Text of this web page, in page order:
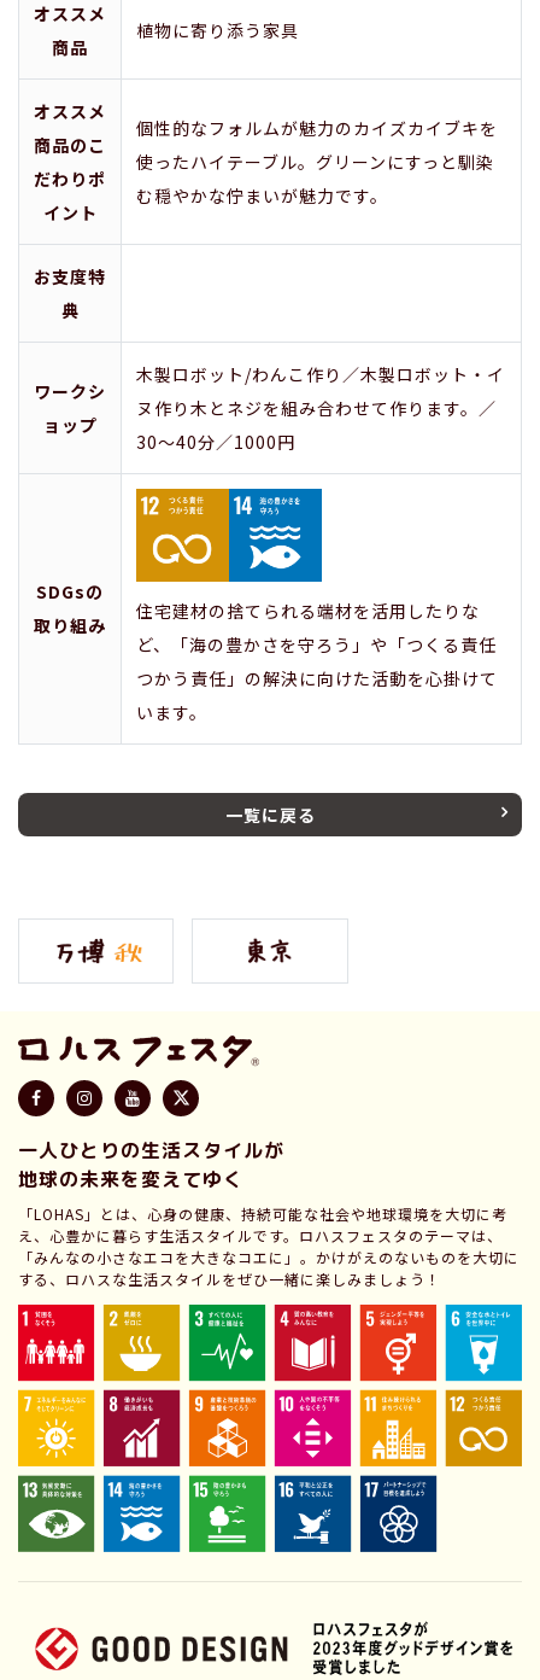
オススメ
商品
植物に寄り添う家具
オススメ
商品のこ
だわりポ
イント
個性的なフォルムが魅力のカイズカイブキを
使ったハイテーブル。グリーンにすっと馴染
む穏やかな佇まいが魅力です。
お支度特
典
ワークシ
ョップ
木製ロボット/わんこ作り／木製ロボット・イ
ヌ作り木とネジを組み合わせて作ります。／
30～40分／1000円
SDGsの
取り組み
住宅建材の捨てられる端材を活用したりな
ど、「海の豊かさを守ろう」や「つくる責任
つかう責任」の解決に向けた活動を心掛けて
います。
一覧に戻る
一人ひとりの生活スタイルが
地球の未来を変えてゆく
「LOHAS」とは、心身の健康、持続可能な社会や地球環境を大切に考
え、心豊かに暮らす生活スタイルです。ロハスフェスタのテーマは、
「みんなの小さなエコを大きなコエに」。かけがえのないものを大切に
する、ロハスな生活スタイルをぜひ一緒に楽しみましょう！